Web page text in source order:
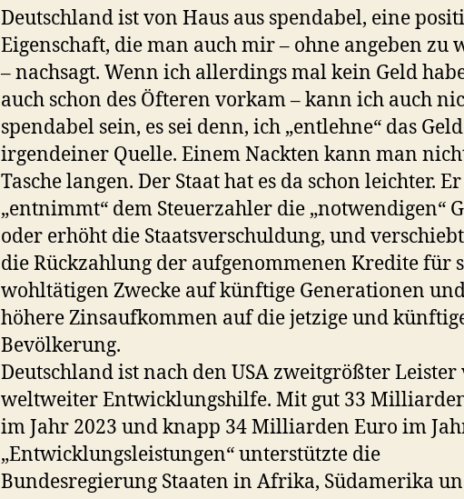
Deutschland ist von Haus aus spendabel, eine
Eigenschaft, die man auch mir – ohne angeben zu
– nachsagt. Wenn ich allerdings mal kein Geld
auch schon des Öfteren vorkam – kann ich auch
spendabel sein, es sei denn, ich „entlehne“ das Geld
irgendeiner Quelle. Einem Nackten kann man
Tasche langen. Der Staat hat es da schon leichter. Er
„entnimmt“ dem Steuerzahler die „notwendigen“
oder erhöht die Staatsverschuldung, und
die Rückzahlung der aufgenommenen Kredite für
wohltätigen Zwecke auf künftige Generationen
höhere Zinsaufkommen auf die jetzige und
Bevölkerung.
Deutschland ist nach den USA zweitgrößter Leister
weltweiter Entwicklungshilfe. Mit gut 33
im Jahr 2023 und knapp 34 Milliarden Euro im
„Entwicklungsleistungen“ unterstützte die
Bundesregierung Staaten in Afrika, Südamerika